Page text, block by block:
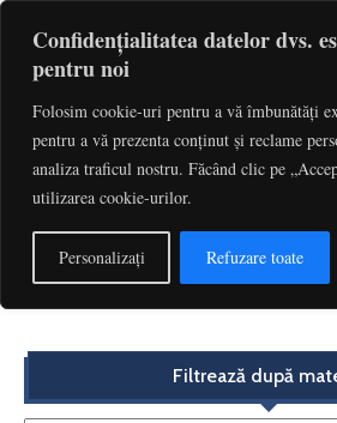
Confidențialitatea datelor dvs.
pentru noi
Folosim cookie-uri pentru a vă îmbunătăți
pentru a vă prezenta conținut și reclame
analiza traficul nostru. Făcând clic pe
utilizarea cookie-urilor.
Personalizați Refuzare toate
Etichetă: Art. 345 Din
Procedura Penala
Excepție de neconstituționalitate
alin. (1) C.proc.pen.
Filtrează după